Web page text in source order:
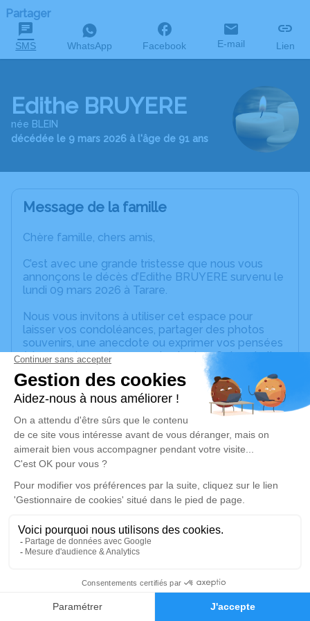
Faire-part Hommages
Partager
SMS WhatsApp Facebook E-mail Lien
Edithe BRUYERE
née BLEIN
décédée le 9 mars 2026 à l'âge de 91 ans
Message de la famille
Chère famille, chers amis,
C’est avec une grande tristesse que nous vous
annonçons le décès d’Edithe BRUYERE survenu le
lundi 09 mars 2026 à Tarare.
Nous vous invitons à utiliser cet espace pour
laisser vos condoléances, partager des photos
souvenirs, une anecdote ou exprimer vos pensées
à travers des poèmes ou des textes. Cet endroit
est un lieu d'expression dédié à honorer la
mémoire d’Edithe BRUYERE.
Un service de plantation d’arbre hommage est
disponible ici.
Cérémonie religieuse
Église de Villechenève
Place de l'Église
Je rends hommage